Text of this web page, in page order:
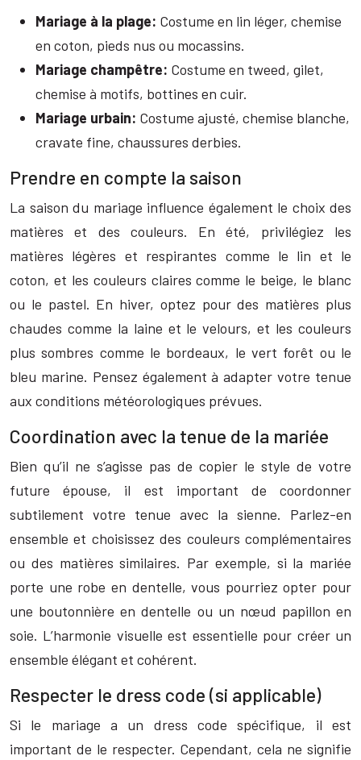
Mariage à la plage: Costume en lin léger, chemise
en coton, pieds nus ou mocassins.
Mariage champêtre: Costume en tweed, gilet,
chemise à motifs, bottines en cuir.
Mariage urbain: Costume ajusté, chemise blanche,
cravate fine, chaussures derbies.
Prendre en compte la saison
La saison du mariage influence également le choix des
matières et des couleurs. En été, privilégiez les
matières légères et respirantes comme le lin et le
coton, et les couleurs claires comme le beige, le blanc
ou le pastel. En hiver, optez pour des matières plus
chaudes comme la laine et le velours, et les couleurs
plus sombres comme le bordeaux, le vert forêt ou le
bleu marine. Pensez également à adapter votre tenue
aux conditions météorologiques prévues.
Coordination avec la tenue de la mariée
Bien qu’il ne s’agisse pas de copier le style de votre
future épouse, il est important de coordonner
subtilement votre tenue avec la sienne. Parlez-en
ensemble et choisissez des couleurs complémentaires
ou des matières similaires. Par exemple, si la mariée
porte une robe en dentelle, vous pourriez opter pour
une boutonnière en dentelle ou un nœud papillon en
soie. L’harmonie visuelle est essentielle pour créer un
ensemble élégant et cohérent.
Respecter le dress code (si applicable)
Si le mariage a un dress code spécifique, il est
important de le respecter. Cependant, cela ne signifie